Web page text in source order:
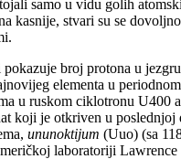
samo u vidu golih
kasnije, stvari su se
broj protona u
elementa u
u ruskom ciklotronu U400
koji je otkriven u poslednjoj
ununoktijum (Uuo) (sa
laboratoriji Lawrence